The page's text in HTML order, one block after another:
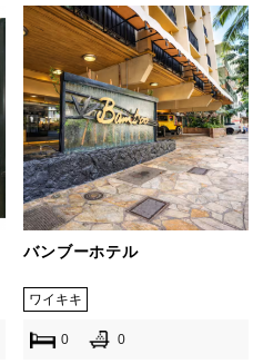
バンブーホテル
ワイキキ
0 0